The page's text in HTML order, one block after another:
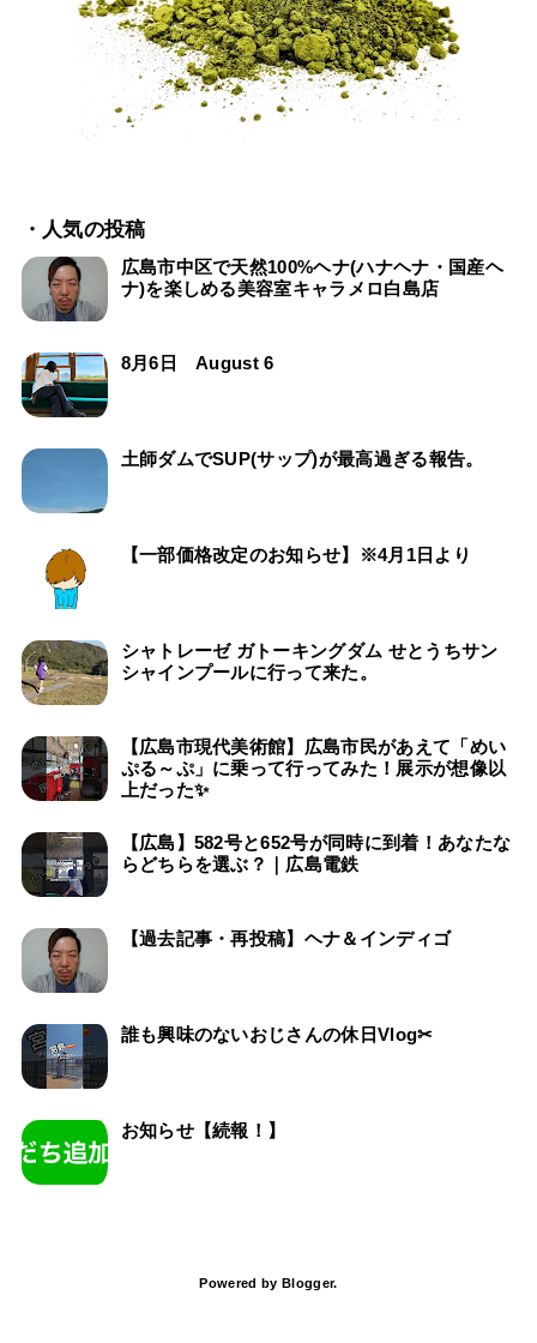
・人気の投稿
広島市中区で天然100%ヘナ(ハナヘナ・国産ヘ
ナ)を楽しめる美容室キャラメロ白島店
8月6日 August 6
土師ダムでSUP(サップ)が最高過ぎる報告。
【一部価格改定のお知らせ】※4月1日より
シャトレーゼ ガトーキングダム せとうちサン
シャインプールに行って来た。
【広島市現代美術館】広島市民があえて「めい
ぷる～ぷ」に乗って行ってみた！展示が想像以
上だった✨
【広島】582号と652号が同時に到着！あなたな
らどちらを選ぶ？｜広島電鉄
【過去記事・再投稿】ヘナ＆インディゴ
誰も興味のないおじさんの休日Vlog✂
お知らせ【続報！】
Powered by Blogger.